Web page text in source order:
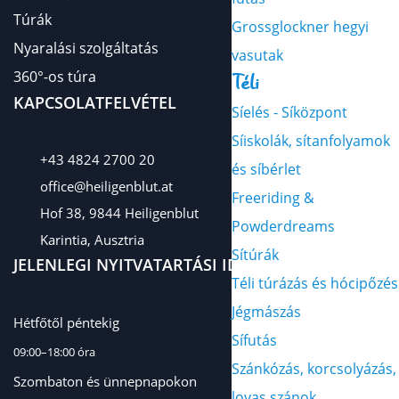
Grossglockner hegyi
vasutak
Téli
Síelés - Síközpont
Síiskolák, sítanfolyamok
és síbérlet
Freeriding &
Powderdreams
Sítúrák
Téli túrázás és hócipőzés
Jégmászás
Sífutás
Szánkózás, korcsolyázás,
Túrák
Nyaralási szolgáltatás
360°-os túra
KAPCSOLATFELVÉTEL
+43 4824 2700 20
office@heiligenblut.at
Hof 38, 9844 Heiligenblut
Karintia, Ausztria
JELENLEGI NYITVATARTÁSI IDŐ
Hétfőtől péntekig
09:00–18:00 óra
Szombaton és ünnepnapokon